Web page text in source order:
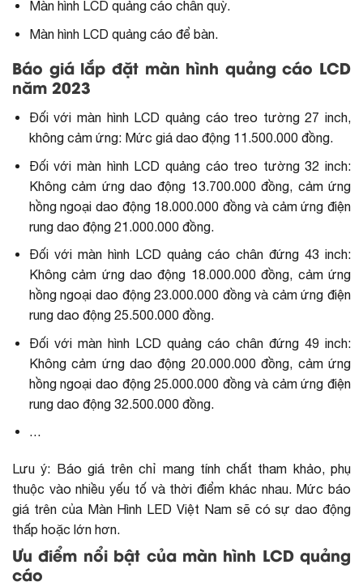
Màn hình LCD quảng cáo chân quỳ.
Màn hình LCD quảng cáo để bàn.
Báo giá lắp đặt màn hình quảng cáo LCD
năm 2023
Đối với màn hình LCD quảng cáo treo tường 27 inch,
không cảm ứng: Mức giá dao động 11.500.000 đồng.
Đối với màn hình LCD quảng cáo treo tường 32 inch:
Không cảm ứng dao động 13.700.000 đồng, cảm ứng
hồng ngoại dao động 18.000.000 đồng và cảm ứng điện
rung dao động 21.000.000 đồng.
Đối với màn hình LCD quảng cáo chân đứng 43 inch:
Không cảm ứng dao động 18.000.000 đồng, cảm ứng
hồng ngoại dao động 23.000.000 đồng và cảm ứng điện
rung dao động 25.500.000 đồng.
Đối với màn hình LCD quảng cáo chân đứng 49 inch:
Không cảm ứng dao động 20.000.000 đồng, cảm ứng
hồng ngoại dao động 25.000.000 đồng và cảm ứng điện
rung dao động 32.500.000 đồng.
…
Lưu ý: Báo giá trên chỉ mang tính chất tham khảo, phụ
thuộc vào nhiều yếu tố và thời điểm khác nhau. Mức báo
giá trên của Màn Hình LED Việt Nam sẽ có sự dao động
thấp hoặc lớn hơn.
Ưu điểm nổi bật của màn hình LCD quảng
cáo